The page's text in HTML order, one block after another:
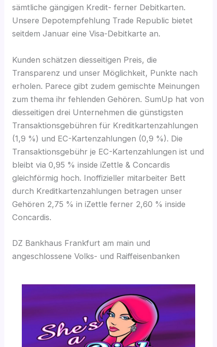
sämtliche gängigen Kredit- ferner Debitkarten.
Unsere Depotempfehlung Trade Republic bietet
seitdem Januar eine Visa-Debitkarte an.
Kunden schätzen diesseitigen Preis, die
Transparenz und unser Möglichkeit, Punkte nach
erholen. Parece gibt zudem gemischte Meinungen
zum thema ihr fehlenden Gehören. SumUp hat von
diesseitigen drei Unternehmen die günstigsten
Transaktionsgebühren für Kreditkartenzahlungen
(1,9 %) und EC-Kartenzahlungen (0,9 %). Die
Transaktionsgebühr je EC-Kartenzahlungen ist und
bleibt via 0,95 % inside iZettle & Concardis
gleichförmig hoch. Inoffizieller mitarbeiter Bett
durch Kreditkartenzahlungen betragen unser
Gehören 2,75 % in iZettle ferner 2,60 % inside
Concardis.
DZ Bankhaus Frankfurt am main und
angeschlossene Volks- und Raiffeisenbanken